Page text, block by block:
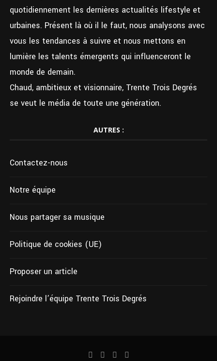
quotidiennement les dernières actualités lifestyle et
urbaines. Présent là où il le faut, nous analysons avec
vous les tendances à suivre et nous mettons en
lumière les talents émergents qui influenceront le
monde de demain.
Chaud, ambitieux et visionnaire, Trente Trois Degrés
se veut le média de toute une génération.
AUTRES :
Contactez-nous
Notre équipe
Nous partager sa musique
Politique de cookies (UE)
Proposer un article
Rejoindre l’équipe Trente Trois Degrés